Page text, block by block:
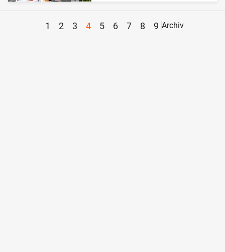
1 2 3 4 5 6 7 8 9 Archiv